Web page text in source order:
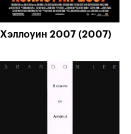
Хэллоуин 2007 (2007)